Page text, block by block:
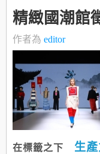
精緻國潮館
作者為 editor
在標籤之下 生